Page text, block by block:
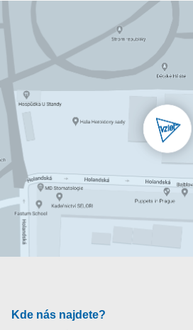
Kde nás najdete?